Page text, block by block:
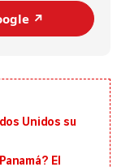
↗️
Unidos su
El